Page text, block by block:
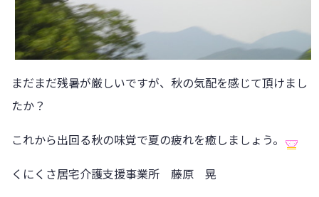
まだまだ残暑が厳しいですが、秋の気配を感じて頂けまし
たか？
これから出回る秋の味覚で夏の疲れを癒しましょう。
くにくさ居宅介護支援事業所 藤原 晃